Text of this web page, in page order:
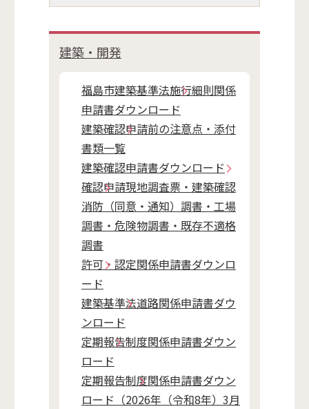
建築・開発
福島市建築基準法施行細則関係
申請書ダウンロード
建築確認申請前の注意点・添付
書類一覧
建築確認申請書ダウンロード
確認申請現地調査票・建築確認
消防（同意・通知）調書・工場
調書・危険物調書・既存不適格
調書
許可・認定関係申請書ダウンロ
ード
建築基準法道路関係申請書ダウ
ンロード
定期報告制度関係申請書ダウン
ロード
定期報告制度関係申請書ダウン
ロード（2026年（令和8年）3月